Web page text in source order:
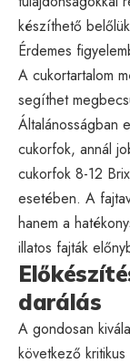
készíthető
Érdemes
A cukortartalom
segíthet
Általánosságban
cukorfok, annál
cukorfok 8-12
esetében. A
hanem a
illatos fajták
darálás
A gondosan
következő